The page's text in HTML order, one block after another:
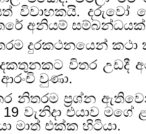
විවාහකයි. දරුවෝ
අනියම්
දුරකථනයෙන් කථා
විතර උඩදී
වුණා.
නිතරම ප්‍රශ්න
වැනිදා එයාව
මාත් එක්‌ක හිටියා.